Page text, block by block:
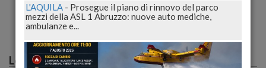
Le più lette
L'AQUILA - Prosegue il piano di rinnovo del parco
mezzi della ASL 1 Abruzzo: nuove auto mediche,
ambulanze e...